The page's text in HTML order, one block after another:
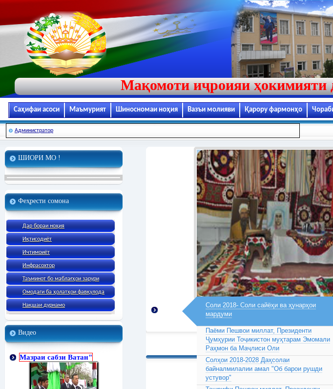
Мақомоти иҷроияи ҳокимияти
Саҳифаи асоси Маъмурият Шиносномаи ноҳия Вазъи молияви Қарору фармонҳо
Администратор
ШИОРИ МО !
Феҳрести сомона
Дар бораи ноҳия
Иқтисодиёт
Ичтимоиёт
Инфрасохтор
Таъминот бо маблағҳои зарури
Омодаги ба ҳолатҳои фавқулода
Нақшаи дурнамо
Видео
Мазраи сабзи Ватан"
Соли 2018- Соли сайёҳи ва ҳунарҳои
мардуми
Паёми Пешвои миллат, Президенти
Ҷумҳурии Тоҷикистон муҳтарам Эмомали
Раҳмон ба Маҷлиси Оли
Солҳои 2018-2028 Даҳсолаи
байналмилалии амал "Об барои рушди
устувор"